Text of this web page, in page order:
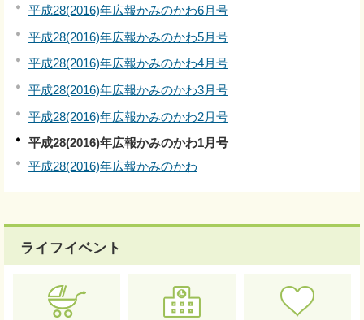
平成28(2016)年広報かみのかわ6月号
平成28(2016)年広報かみのかわ5月号
平成28(2016)年広報かみのかわ4月号
平成28(2016)年広報かみのかわ3月号
平成28(2016)年広報かみのかわ2月号
平成28(2016)年広報かみのかわ1月号
平成28(2016)年広報かみのかわ
ライフイベント